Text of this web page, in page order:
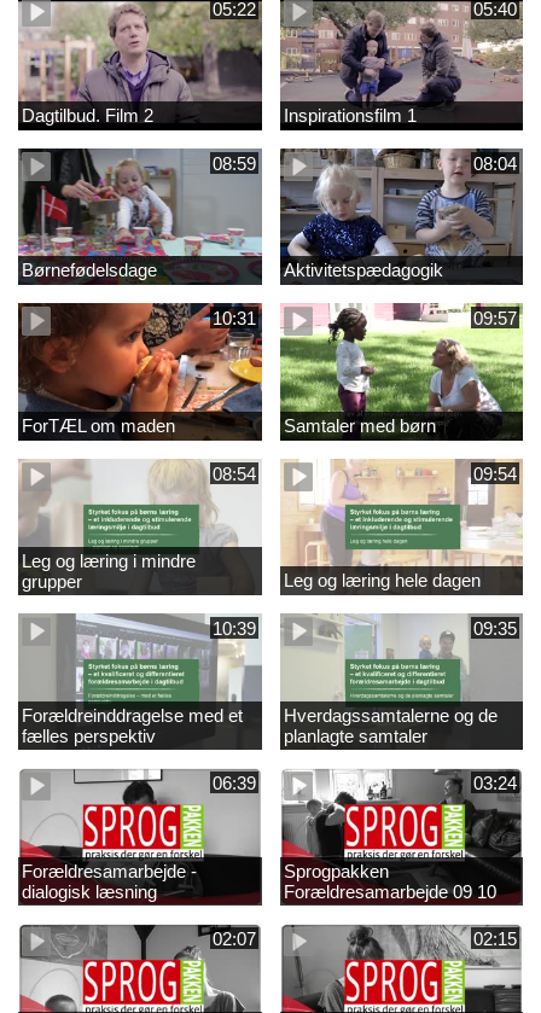
05:22
Dagtilbud. Film 2
05:40
Inspirationsfilm 1
08:59
Børnefødelsdage
08:04
Aktivitetspædagogik
10:31
ForTÆL om maden
09:57
Samtaler med børn
08:54
Leg og læring i mindre
grupper
09:54
Leg og læring hele dagen
10:39
Forældreinddragelse med et
fælles perspektiv
09:35
Hverdagssamtalerne og de
planlagte samtaler
06:39
Forældresamarbejde -
dialogisk læsning
03:24
Sprogpakken
Forældresamarbejde 09 10
02:07 02:15